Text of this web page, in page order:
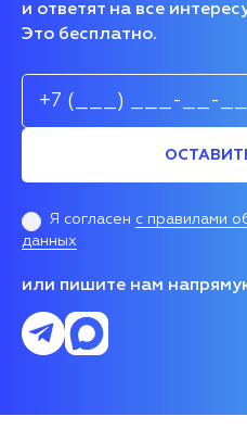
и ответят на все
Это бесплатно.
Я согласен с правилами
данных
или пишите нам